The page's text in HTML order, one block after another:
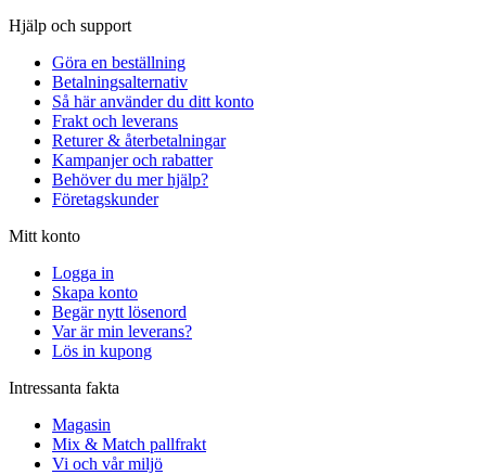
Hjälp och support
Göra en beställning
Betalningsalternativ
Så här använder du ditt konto
Frakt och leverans
Returer & återbetalningar
Kampanjer och rabatter
Behöver du mer hjälp?
Företagskunder
Mitt konto
Logga in
Skapa konto
Begär nytt lösenord
Var är min leverans?
Lös in kupong
Intressanta fakta
Magasin
Mix & Match pallfrakt
Vi och vår miljö